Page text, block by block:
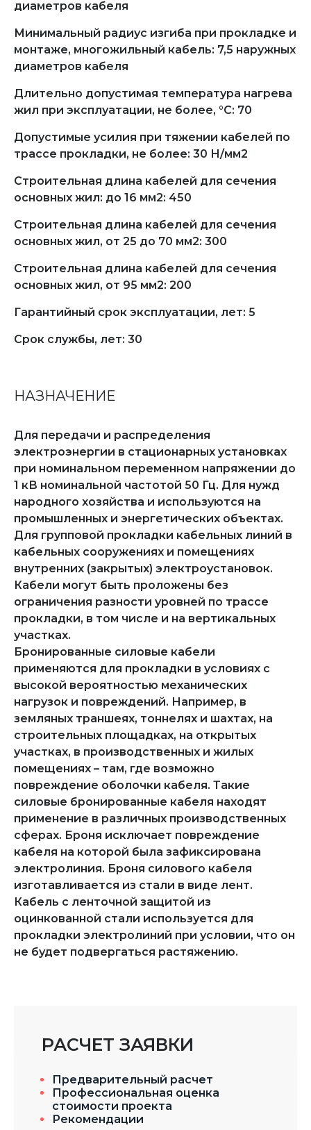
диаметров кабеля
Минимальный радиус изгиба при прокладке и
монтаже, многожильный кабель: 7,5 наружных
диаметров кабеля
Длительно допустимая температура нагрева
жил при эксплуатации, не более, °С: 70
Допустимые усилия при тяжении кабелей по
трассе прокладки, не более: 30 Н/мм2
Строительная длина кабелей для сечения
основных жил: до 16 мм2: 450
Строительная длина кабелей для сечения
основных жил, от 25 до 70 мм2: 300
Строительная длина кабелей для сечения
основных жил, от 95 мм2: 200
Гарантийный срок эксплуатации, лет: 5
Срок службы, лет: 30
НАЗНАЧЕНИЕ
Для передачи и распределения
электроэнергии в стационарных установках
при номинальном переменном напряжении до
1 кВ номинальной частотой 50 Гц. Для нужд
народного хозяйства и используются на
промышленных и энергетических объектах.
Для групповой прокладки кабельных линий в
кабельных сооружениях и помещениях
внутренних (закрытых) электроустановок.
Кабели могут быть проложены без
ограничения разности уровней по трассе
прокладки, в том числе и на вертикальных
участках.
Бронированные силовые кабели
применяются для прокладки в условиях с
высокой вероятностью механических
нагрузок и повреждений. Например, в
земляных траншеях, тоннелях и шахтах, на
строительных площадках, на открытых
участках, в производственных и жилых
помещениях – там, где возможно
повреждение оболочки кабеля. Такие
силовые бронированные кабеля находят
применение в различных производственных
сферах. Броня исключает повреждение
кабеля на которой была зафиксирована
электролиния. Броня силового кабеля
изготавливается из стали в виде лент.
Кабель с ленточной защитой из
оцинкованной стали используется для
прокладки электролиний при условии, что он
не будет подвергаться растяжению.
РАСЧЕТ ЗАЯВКИ
Предварительный расчет
Профессиональная оценка
стоимости проекта
Рекомендации